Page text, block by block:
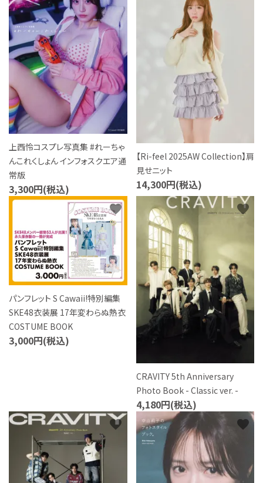
お問い合わせ
上西怜コスプレ写真集 #れーちゃ
んこれくしょん インフォスクエア通
常版
3,300円(税込)
【Ri-feel 2025AW Collection】肩
見せニット
14,300円(税込)
パンフレット S Cawaii!特別編集
SKE48衣装展 17年変わらぬ熱衣
COSTUME BOOK
3,000円(税込)
favorite
CRAVITY 5th Anniversary
Photo Book - Classic ver. -
4,180円(税込)
favorite
favorite favorite